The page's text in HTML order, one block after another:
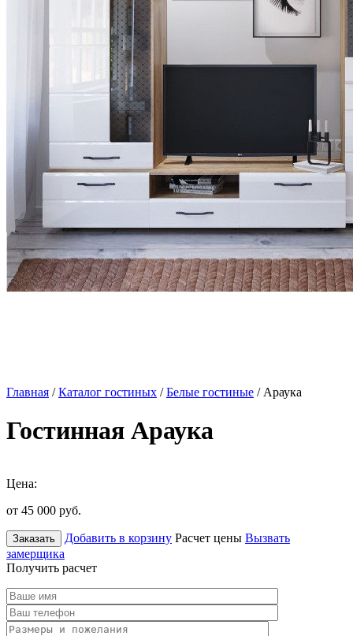
Главная /Каталог гостиных /Белые гостиные / Араука
Гостинная Араука
Цена:
от 45 000 руб.
Заказать Добавить в корзину Расчет цены Вызвать
замерщика
Получить расчет